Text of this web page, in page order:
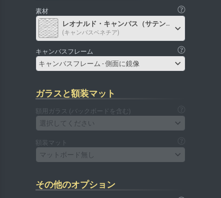
素材
レオナルド・キャンバス（サテン）
(キャンバスベネチア)
キャンバスフレーム
キャンバスフレーム - 側面に鏡像
ガラスと額装マット
額用ガラス (バックボードを含む)
選択してください
額装マット
マットボード無し
その他のオプション